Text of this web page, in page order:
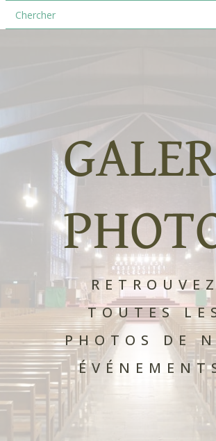
TOUTES
PHOTOS DE